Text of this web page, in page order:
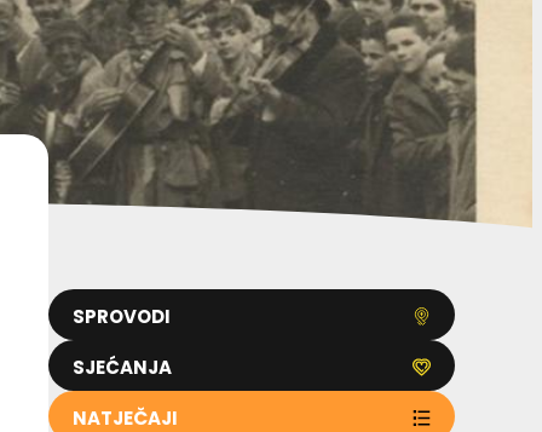
SPROVODI
SJEĆANJA
NATJEČAJI